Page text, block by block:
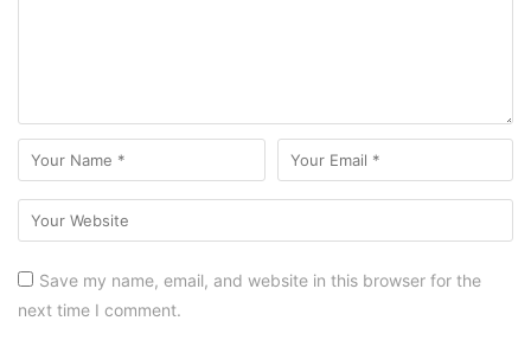
Save my name, email, and website in this browser for the
next time I comment.